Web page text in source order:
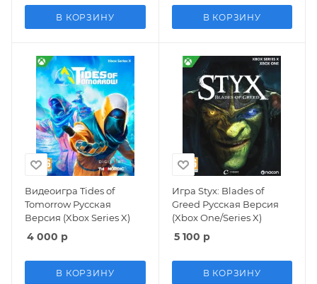
В КОРЗИНУ В КОРЗИНУ
Видеоигра Tides of
Tomorrow Русская
Версия (Xbox Series X)
4 000 р
В КОРЗИНУ
Игра Styx: Blades of
Greed Русская Версия
(Xbox One/Series X)
5 100 р
В КОРЗИНУ